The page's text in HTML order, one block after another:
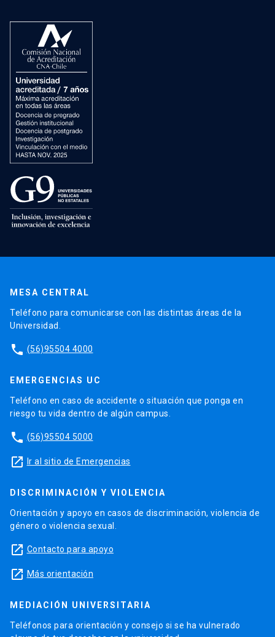
MESA CENTRAL
Teléfono para comunicarse con las distintas áreas de la
Universidad.
phone (56)95504 4000
EMERGENCIAS UC
Teléfono en caso de accidente o situación que ponga en
riesgo tu vida dentro de algún campus.
phone (56)95504 5000
launch Ir al sitio de Emergencias
DISCRIMINACIÓN Y VIOLENCIA
Orientación y apoyo en casos de discriminación, violencia de
género o violencia sexual.
launch Contacto para apoyo
launch Más orientación
MEDIACIÓN UNIVERSITARIA
Teléfonos para orientación y consejo si se ha vulnerado